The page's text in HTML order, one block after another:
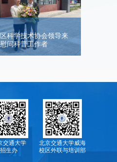
科学技术协会领导来
问科普工作者
交通大学
招生办
北京交通大学威海
校区外联与培训部